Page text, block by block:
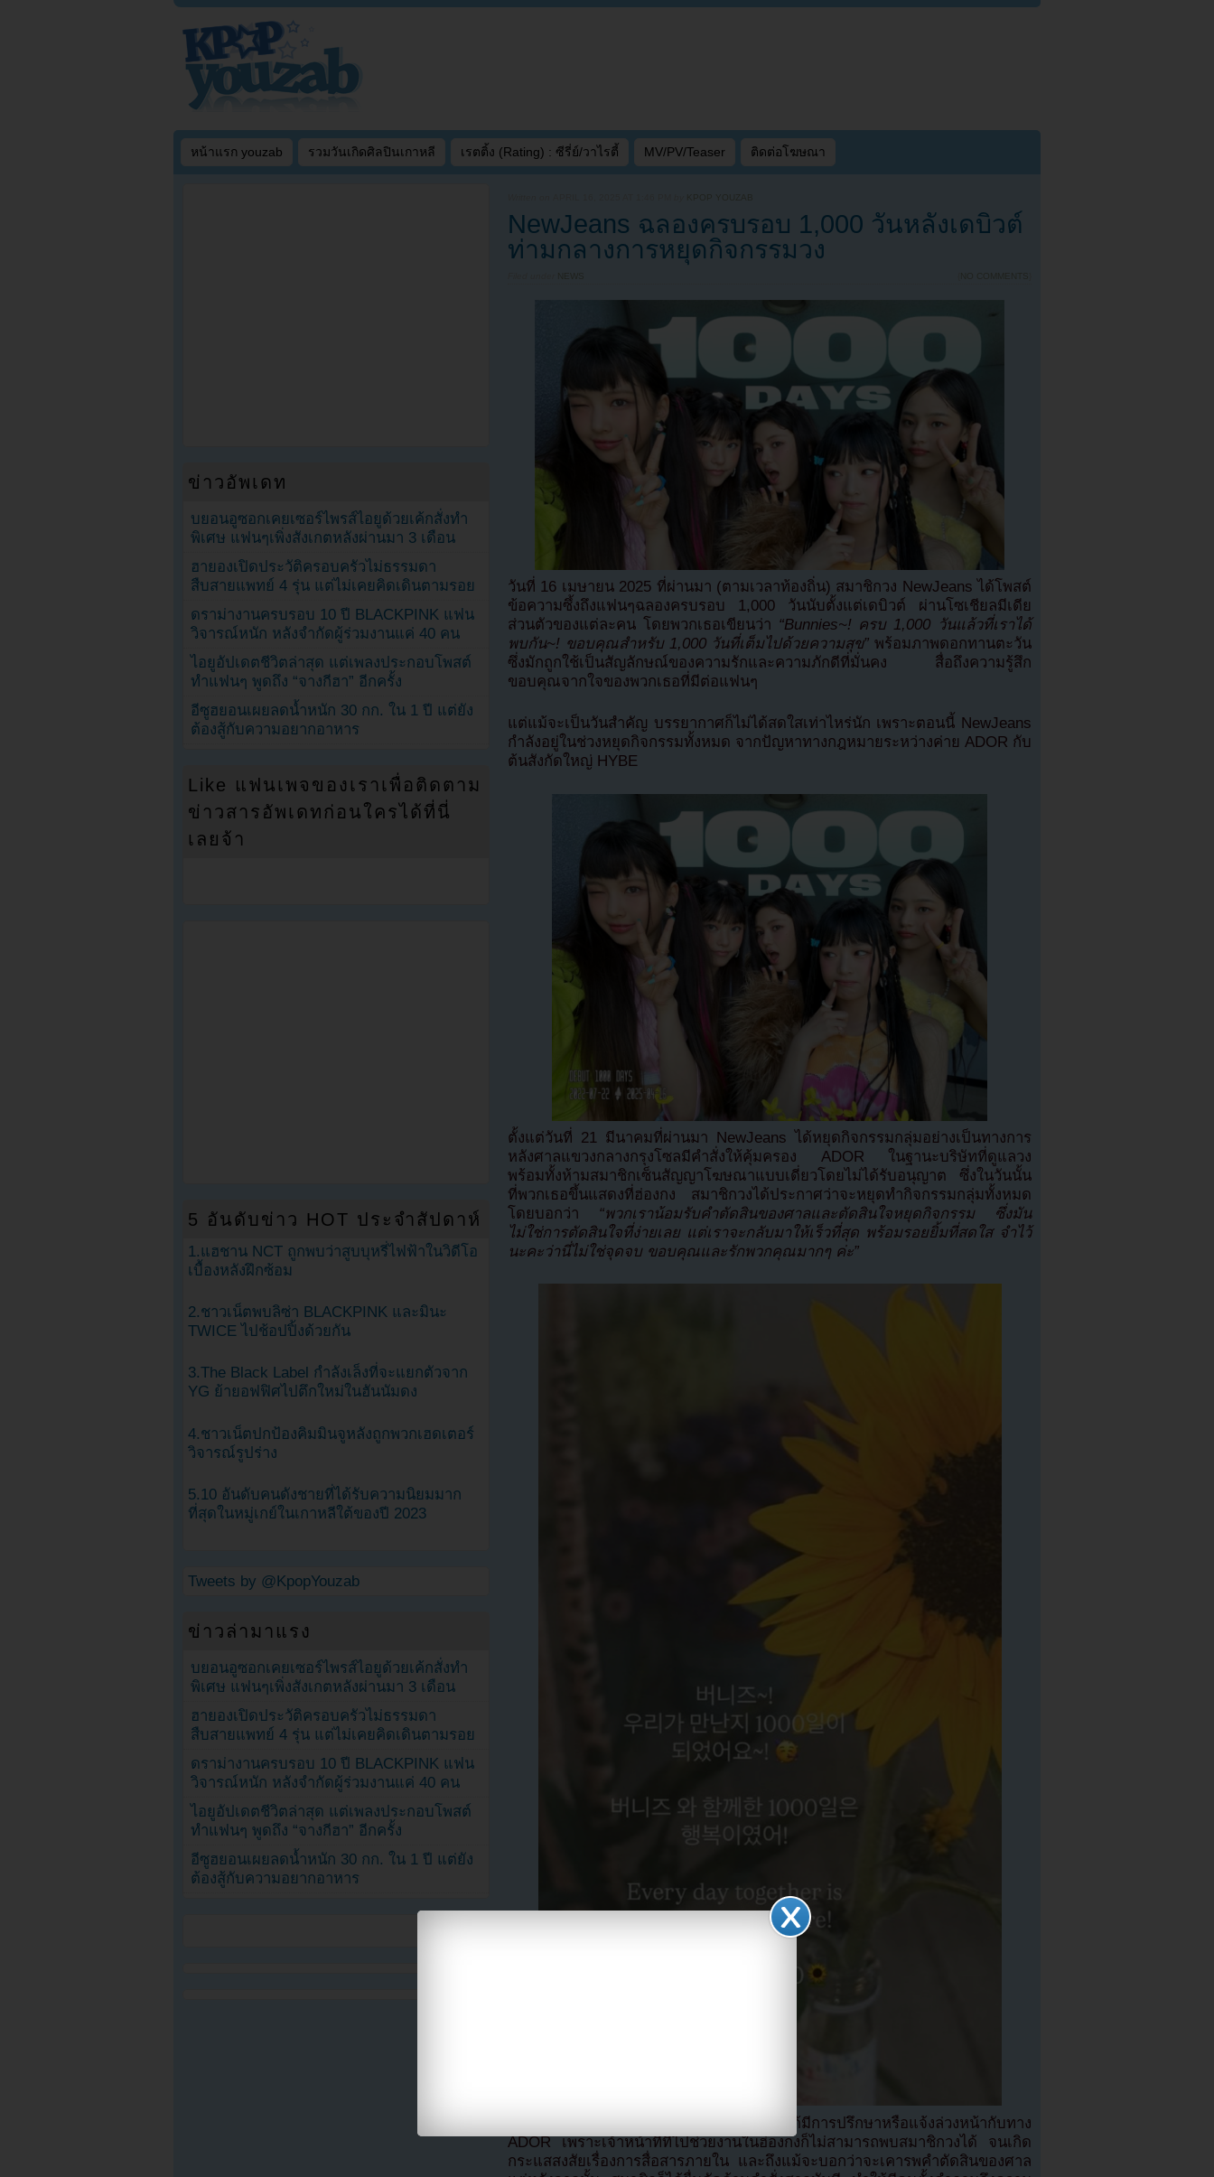
หน้าแรก youzab รวมวันเกิดศิลปินเกาหลี เรตติ้ง (Rating) : ซีรี่ย์/วาไรตี้ MV/PV/Teaser ติดต่อโฆษณา
KPOP YOUZAB
NewJeans ฉลองครบรอบ 1,000 วันหลังเดบิวต์
ท่ามกลางการหยุดกิจกรรมวง
NEWS NO COMMENTS
วันที่ 16 เมษายน 2025 ที่ผ่านมา (ตามเวลาท้องถิ่น) สมาชิกวง NewJeans ได้โพสต์
ข้อความซึ้งถึงแฟนๆฉลองครบรอบ 1,000 วันนับตั้งแต่เดบิวต์ ผ่านโซเชียลมีเดีย
ส่วนตัวของแต่ละคน โดยพวกเธอเขียนว่า “Bunnies~! ครบ 1,000 วันแล้วที่เราได้
พบกัน~! ขอบคุณสำหรับ 1,000 วันที่เต็มไปด้วยความสุข” พร้อมภาพดอกทานตะวัน
ซึ่งมักถูกใช้เป็นสัญลักษณ์ของความรักและความภักดีที่มั่นคง สื่อถึงความรู้สึก
ขอบคุณจากใจของพวกเธอที่มีต่อแฟนๆ
แต่แม้จะเป็นวันสำคัญ บรรยากาศก็ไม่ได้สดใสเท่าไหร่นัก เพราะตอนนี้ NewJeans
กำลังอยู่ในช่วงหยุดกิจกรรมทั้งหมด จากปัญหาทางกฎหมายระหว่างค่าย ADOR กับ
ต้นสังกัดใหญ่ HYBE
ตั้งแต่วันที่ 21 มีนาคมที่ผ่านมา NewJeans ได้หยุดกิจกรรมกลุ่มอย่างเป็นทางการ
หลังศาลแขวงกลางกรุงโซลมีคำสั่งให้คุ้มครอง ADOR ในฐานะบริษัทที่ดูแลวง
พร้อมทั้งห้ามสมาชิกเซ็นสัญญาโฆษณาแบบเดี่ยวโดยไม่ได้รับอนุญาต ซึ่งในวันนั้น
ที่พวกเธอขึ้นแสดงที่ฮ่องกง สมาชิกวงได้ประกาศว่าจะหยุดทำกิจกรรมกลุ่มทั้งหมด
โดยบอกว่า “พวกเราน้อมรับคำตัดสินของศาลและตัดสินใจหยุดกิจกรรม ซึ่งมัน
ไม่ใช่การตัดสินใจที่ง่ายเลย แต่เราจะกลับมาให้เร็วที่สุด พร้อมรอยยิ้มที่สดใส จำไว้
นะคะว่านี่ไม่ใช่จุดจบ ขอบคุณและรักพวกคุณมากๆ ค่ะ”
อย่างไรก็ตาม คำแถลงนี้ดูเหมือนจะไม่ได้มีการปรึกษาหรือแจ้งล่วงหน้ากับทาง
ADOR เพราะเจ้าหน้าที่ที่ไปช่วยงานในฮ่องกงก็ไม่สามารถพบสมาชิกวงได้ จนเกิด
กระแสสงสัยเรื่องการสื่อสารภายใน และถึงแม้จะบอกว่าจะเคารพคำตัดสินของศาล
ข่าวอัพเดท
บยอนอูซอกเคยเซอร์ไพรส์ไอยูด้วยเค้กสั่งทำ
พิเศษ แฟนๆเพิ่งสังเกตหลังผ่านมา 3 เดือน
ฮายองเปิดประวัติครอบครัวไม่ธรรมดา
สืบสายแพทย์ 4 รุ่น แต่ไม่เคยคิดเดินตามรอย
ดราม่างานครบรอบ 10 ปี BLACKPINK แฟน
วิจารณ์หนัก หลังจำกัดผู้ร่วมงานแค่ 40 คน
ไอยูอัปเดตชีวิตล่าสุด แต่เพลงประกอบโพสต์
ทำแฟนๆ พูดถึง “จางกีฮา” อีกครั้ง
อีซูฮยอนเผยลดน้ำหนัก 30 กก. ใน 1 ปี แต่ยัง
ต้องสู้กับความอยากอาหาร
Like แฟนเพจของเราเพื่อติดตาม
ข่าวสารอัพเดทก่อนใครได้ที่นี่
เลยจ้า
5 อันดับข่าว HOT ประจำสัปดาห์
1.แฮชาน NCT ถูกพบว่าสูบบุหรี่ไฟฟ้าในวิดีโอ
เบื้องหลังฝึกซ้อม
2.ชาวเน็ตพบลิซ่า BLACKPINK และมินะ
TWICE ไปช้อปปิ้งด้วยกัน
3.The Black Label กำลังเล็งที่จะแยกตัวจาก
YG ย้ายอฟฟิศไปตึกใหม่ในฮันนัมดง
4.ชาวเน็ตปกป้องคิมมินจูหลังถูกพวกเฮดเตอร์
วิจารณ์รูปร่าง
5.10 อันดับคนดังชายที่ได้รับความนิยมมาก
ที่สุดในหมู่เกย์ในเกาหลีใต้ของปี 2023
Tweets by @KpopYouzab
ข่าวล่ามาแรง
บยอนอูซอกเคยเซอร์ไพรส์ไอยูด้วยเค้กสั่งทำ
พิเศษ แฟนๆเพิ่งสังเกตหลังผ่านมา 3 เดือน
ฮายองเปิดประวัติครอบครัวไม่ธรรมดา
สืบสายแพทย์ 4 รุ่น แต่ไม่เคยคิดเดินตามรอย
ดราม่างานครบรอบ 10 ปี BLACKPINK แฟน
วิจารณ์หนัก หลังจำกัดผู้ร่วมงานแค่ 40 คน
ไอยูอัปเดตชีวิตล่าสุด แต่เพลงประกอบโพสต์
ทำแฟนๆ พูดถึง “จางกีฮา” อีกครั้ง
อีซูฮยอนเผยลดน้ำหนัก 30 กก. ใน 1 ปี แต่ยัง
ต้องสู้กับความอยากอาหาร